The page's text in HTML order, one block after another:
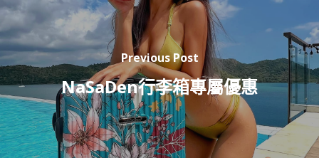
Previous Post
NaSaDen行李箱專屬優惠